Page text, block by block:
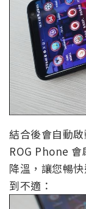
結合後會自動
ROG Phone
降溫，讓您暢
到不適：